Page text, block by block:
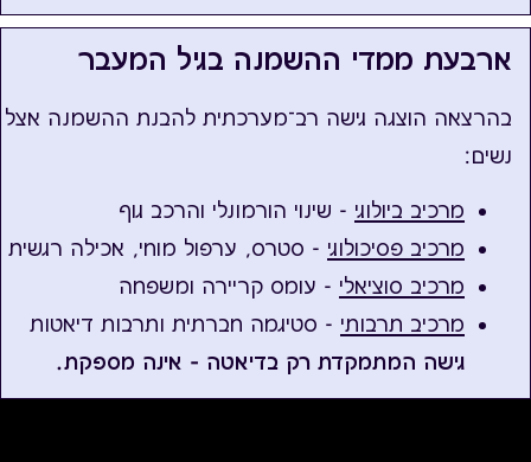
ארבעת ממדי ההשמנה בגיל המעבר
בהרצאה הוצגה גישה רב־מערכתית להבנת ההשמנה אצל
נשים:
מרכיב ביולוגי - שינוי הורמונלי והרכב גוף
מרכיב פסיכולוגי - סטרס, ערפול מוחי, אכילה רגשית
מרכיב סוציאלי - עומס קריירה ומשפחה
מרכיב תרבותי - סטיגמה חברתית ותרבות דיאטות
גישה המתמקדת רק בדיאטה – אינה מספקת.